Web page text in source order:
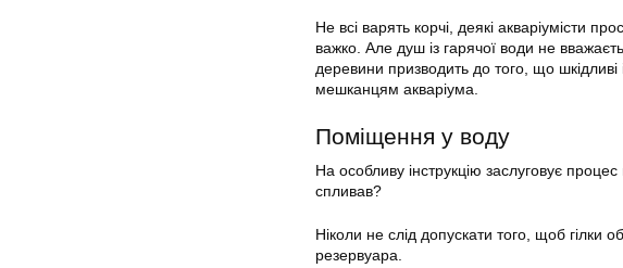
Не всі варять корчі, деякі акваріумісти
важко. Але душ із гарячої води не
деревини призводить до того, що шкідливі
мешканцям акваріума
Поміщення у воду
На особливу інструкцію заслуговує
спливав?
Ніколи не слід допускати того, щоб гілки
резервуара.